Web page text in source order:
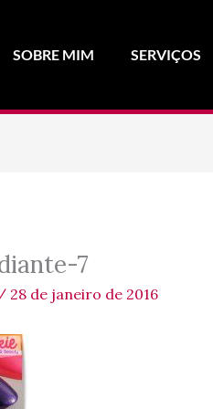
SOBRE MIM SERVIÇOS
7
/ 28 de janeiro de 2016